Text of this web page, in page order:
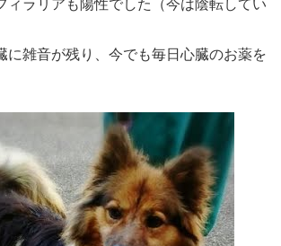
ィラリアも陽性でした（今は陰転してい
に雑音が残り、今でも毎日心臓のお薬を